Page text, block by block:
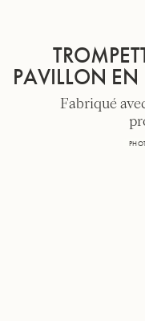
Tuba en Sib GR55
PAVILLON
Fabriqué